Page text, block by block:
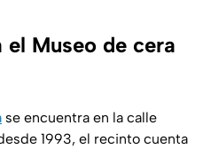
Museo de cera
se encuentra en la calle
1993, el recinto cuenta